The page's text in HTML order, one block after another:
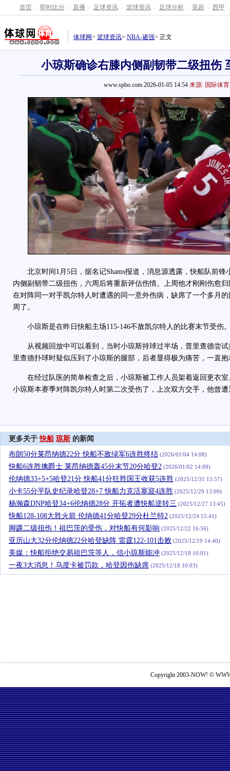
首页 - 即时比分 - 直播 - 足球资讯 - 篮球资讯 - 足球分析 - 英超 - 西甲 -
体球网> 篮球资讯> NBA-诸强> 正文
小琼斯确诊右膝内侧副韧带二级扭伤
www.spbo.com 2026-01-05 14:54 来源: 国际体育
北京时间1月5日，据名记Shams报道，消息源透露，快船队前锋
内侧副韧带二级扭伤，六周后将重新评估伤情。上周他才刚刚伤愈
在对阵同一对手凯尔特人时遭遇的同一意外伤病，缺席了一个多月
周了。
小琼斯是在昨日快船主场115-146不敌凯尔特人的比赛末节受伤
从视频回放中可以看到，当时小琼斯持球过半场，普里查德尝试
里查德扑球时疑似压到了小琼斯的腿部，后者显得极为痛苦，一直
在经过队医的简单检查之后，小琼斯被工作人员架着返回更衣室
小琼斯本赛季对阵凯尔特人时第二次受伤了，上次双方交手，他曾
更多关于快船 琼斯 的新闻
布朗50分莱昂纳德22分 快船不敌绿军6连胜终结 (2026/01/04 14:08)
快船6连胜擒爵士 莱昂纳德轰45分末节20分哈登2 (2026/01/02 14:09)
伦纳德33+5+5哈登21分 快船41分狂胜国王收获5连胜 (2025/12/31 15:57)
小卡55分平队史纪录哈登28+7 快船力克活塞迎4连胜 (2025/12/29 13:09)
杨瀚森DNP哈登34+6伦纳德28分 开拓者遭快船逆转三 (2025/12/27 13:45)
快船128-108大胜火箭 伦纳德41分哈登29分杜兰特2 (2025/12/24 15:41)
脚踝二级扭伤！祖巴茨的受伤，对快船有何影响 (2025/12/22 16:56)
亚历山大32分伦纳德22分哈登缺阵 雷霆122-101击败 (2025/12/19 14:40)
美媒：快船拒绝交易祖巴茨等人，信小琼斯能冲 (2025/12/18 10:01)
一夜3大消息！乌度卡被罚款，哈登因伤缺席 (2025/12/18 10:03)
Copyright 2003-NOW! ©